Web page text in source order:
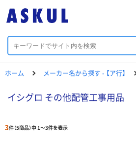
ホーム メーカー名から探す - 【ア行】
イシグロ その他配管工事用品
3件（5商品）中 1～3件を表示